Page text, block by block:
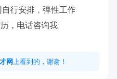
行安排，弹性工作
，电话咨询我
网 上看到的，谢谢！